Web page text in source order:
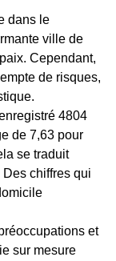
dans le
ville de
Cependant,
de risques,
4804
de 7,63 pour
se traduit
chiffres qui
et
sur mesure